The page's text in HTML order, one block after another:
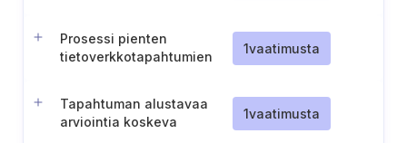
Prosessi pienten
tietoverkkotapahtumien
1vaatimusta
Tapahtuman alustavaa
arviointia koskeva
1vaatimusta